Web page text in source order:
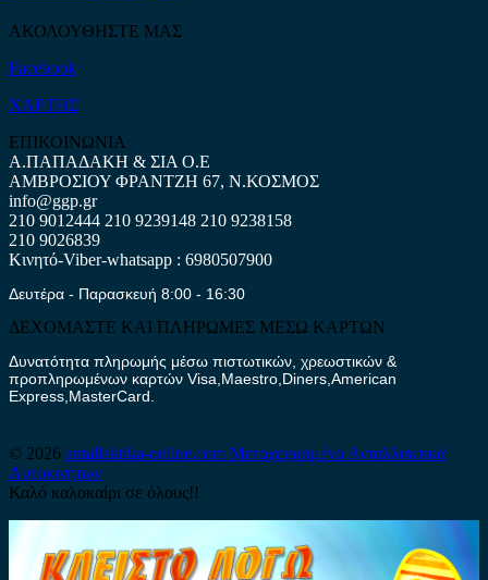
ΑΚΟΛΟΥΘΗΣΤΕ ΜΑΣ
Facebook
ΧΑΡΤΗΣ
ΕΠΙΚΟΙΝΩΝΙΑ
Α.ΠΑΠΑΔΑΚΗ & ΣΙΑ Ο.Ε
ΑΜΒΡΟΣΙΟΥ ΦΡΑΝΤΖΗ 67, Ν.ΚΟΣΜΟΣ
info@ggp.gr
210 9012444 210 9239148 210 9238158
210 9026839
Κινητό-Viber-whatsapp : 6980507900
Δευτέρα - Παρασκευή 8:00 - 16:30
ΔΕΧΟΜΑΣΤΕ ΚΑΙ ΠΛΗΡΩΜΕΣ ΜΕΣΩ ΚΑΡΤΩΝ
Δυνατότητα πληρωμής μέσω πιστωτικών, χρεωστικών &
προπληρωμένων καρτών Visa,Maestro,Diners,American
Express,MasterCard.
© 2026 antallaktika-online.com Μεταχειρισμένα Ανταλλακτικά
Αυτοκινήτων
Καλό καλοκαίρι σε όλους!!